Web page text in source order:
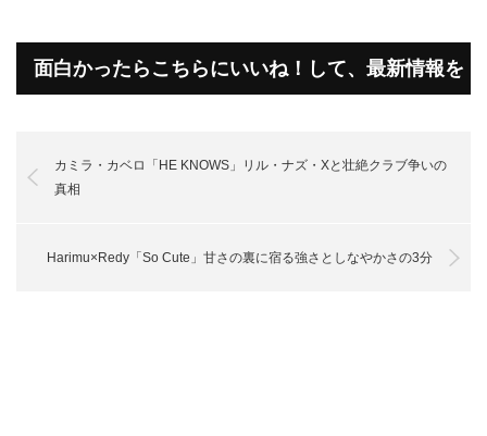
面白かったらこちらにいいね！して、最新情報を
カミラ・カベロ「HE KNOWS」リル・ナズ・Xと壮絶クラブ争いの
真相
Harimu×Redy「So Cute」甘さの裏に宿る強さとしなやかさの3分